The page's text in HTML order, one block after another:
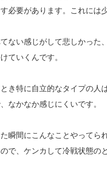
必要があります。これには
ない感じがして悲しかった
ていくんです。
き特に自立的なタイプの人
なかなか感じにくいです。
瞬間にこんなことやってら
で、ケンカして冷戦状態の